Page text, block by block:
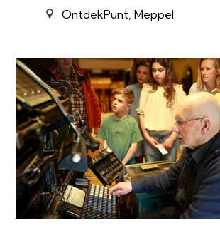
OntdekPunt, Meppel